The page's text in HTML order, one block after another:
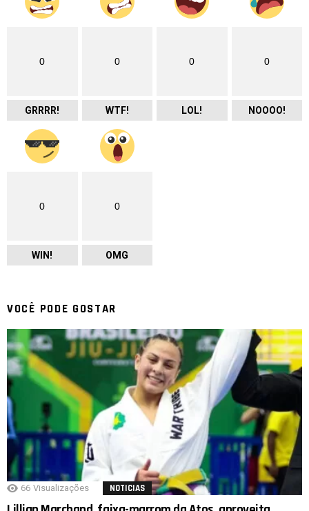
0
GRRRR!
0
WTF!
0
LOL!
0
NOOOO!
0
WIN!
0
OMG
VOCÊ PODE GOSTAR
66 Visualizações NOTICIAS